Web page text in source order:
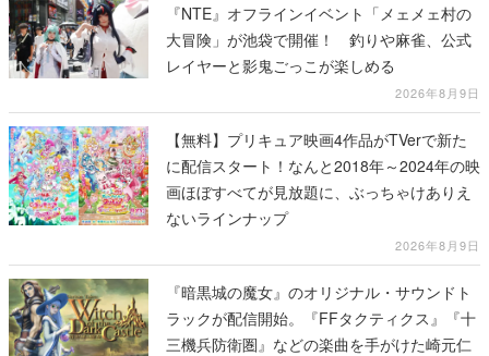
『NTE』オフラインイベント「メェメェ村の
大冒険」が池袋で開催！ 釣りや麻雀、公式
レイヤーと影鬼ごっこが楽しめる
2026年8月9日
【無料】プリキュア映画4作品がTVerで新た
に配信スタート！なんと2018年～2024年の映
画ほぼすべてが見放題に、ぶっちゃけありえ
ないラインナップ
2026年8月9日
『暗黒城の魔女』のオリジナル・サウンドト
ラックが配信開始。『FFタクティクス』『十
三機兵防衛圏』などの楽曲を手がけた崎元仁